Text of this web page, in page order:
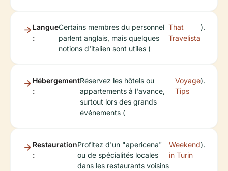
Langue
:
Certains membres du personnel
parlent anglais, mais quelques
notions d'italien sont utiles (
That
Travelista
).
Hébergement
:
Réservez les hôtels ou
appartements à l'avance,
surtout lors des grands
événements (
Voyage
Tips
).
Restauration
:
Profitez d'un "apericena"
ou de spécialités locales
dans les restaurants voisins
Weekend
in Turin
).